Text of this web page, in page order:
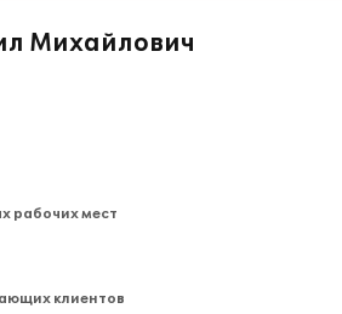
Михайлович
рабочих мест
клиентов